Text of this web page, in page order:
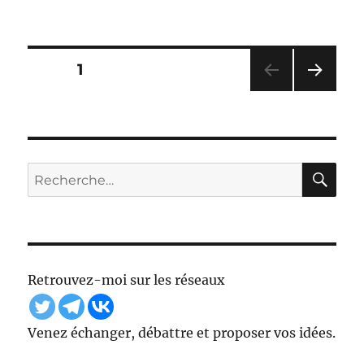
Macron
Castex
Pagination
publications
PAGE1
ANT
E
Recherche
pour :
Retrouvez-moi sur les réseaux
Venez échanger, débattre et proposer vos idées.